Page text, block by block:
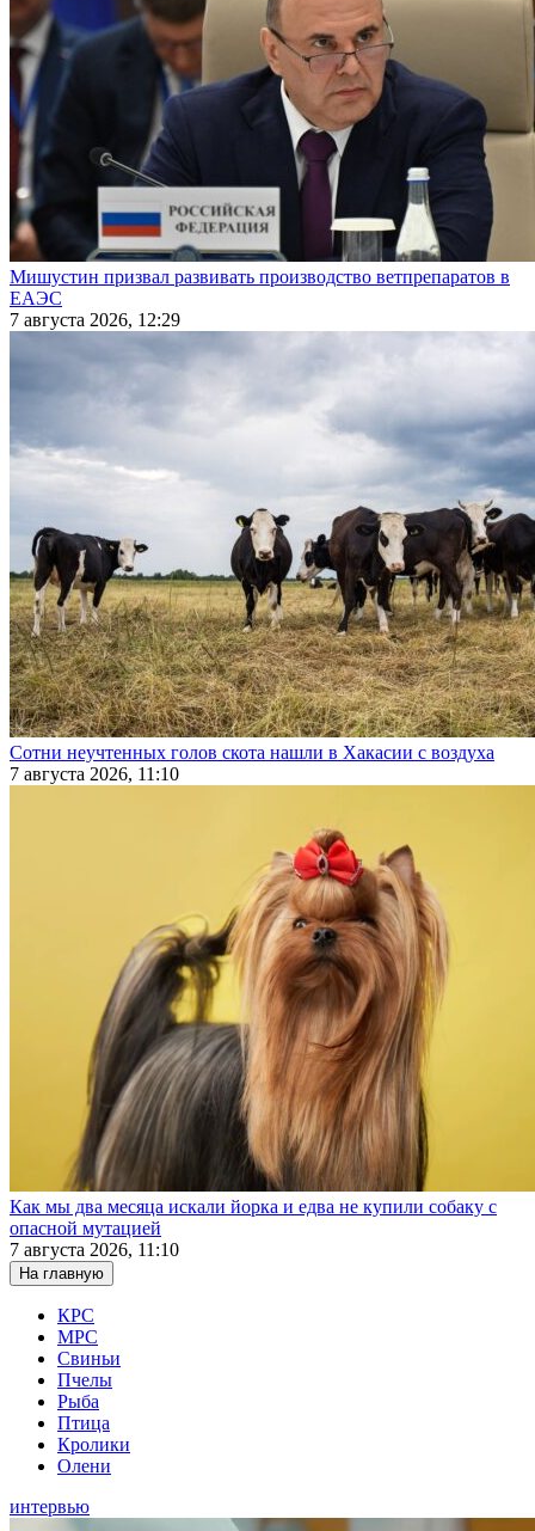
Мишустин призвал развивать производство ветпрепаратов в
ЕАЭС
7 августа 2026, 12:29
Сотни неучтенных голов скота нашли в Хакасии с воздуха
7 августа 2026, 11:10
Как мы два месяца искали йорка и едва не купили собаку с
опасной мутацией
7 августа 2026, 11:10
На главную
КРС
МРС
Свиньи
Пчелы
Рыба
Птица
Кролики
Олени
интервью